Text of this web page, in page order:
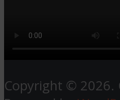
Copyright © 2026.